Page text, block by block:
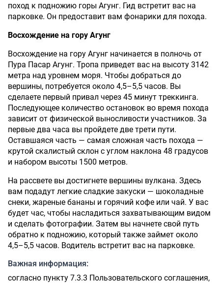
поход к подножию горы Агунг. Гид встретит вас на
парковке. Он предоставит вам фонарики для похода.
Восхождение на гору Агунг
Восхождение на гору Агунг начинается в полночь от
Пура Пасар Агунг. Тропа приведет вас на высоту 3142
метра над уровнем моря. Чтобы добраться до
вершины, потребуется около 4,5–5,5 часов. Вы
сделаете первый привал через 45 минут треккинга.
Последующее количество остановок во время похода
зависит от физической выносливости участников. За
первые два часа вы пройдете две трети пути.
Оставшаяся часть — самая сложная часть похода —
крутой скалистый склон с углом наклона 48 градусов
и набором высоты 1500 метров.
На рассвете вы достигнете вершины вулкана. Здесь
вам подадут легкие сладкие закуски — шоколадные
снеки, жареные бананы и горячий кофе или чай. У вас
будет час, чтобы насладиться захватывающим видом
и сделать фотографии. Затем вы начнете свой путь
обратно к подножию, который также займет около
4,5–5,5 часов. Водитель встретит вас на парковке.
Важная информация:
согласно пункту 7.3.3 Пользовательского соглашения,